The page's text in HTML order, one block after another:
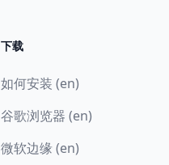
下载
如何安装 (en)
谷歌浏览器 (en)
微软边缘 (en)